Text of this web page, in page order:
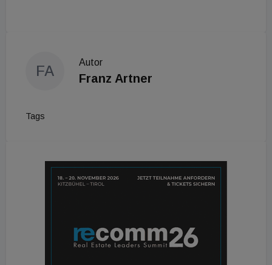
FA
Autor
Franz Artner
Tags